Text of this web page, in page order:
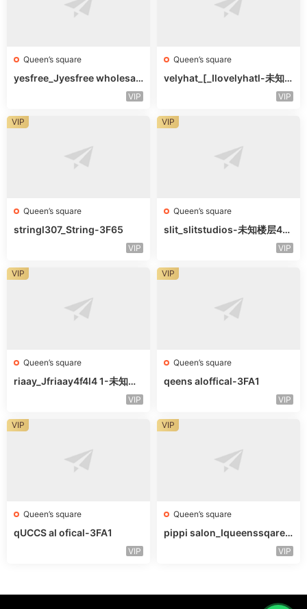
Queen’s square
yesfree_Jyesfree wholesal
VIP
Queen’s square
velyhat_[_Ilovelyhatl-未知
VIP
Queen’s square
stringl307_String-3F65
VIP
VIP
Queen’s square
slit_slitstudios-未知楼层415
VIP
VIP
Queen’s square
riaay_Jfriaay4f4l4 1-未知楼
VIP
VIP
Queen’s square
qeens aloffical-3FA1
VIP
VIP
Queen’s square
qUCCS al ofical-3FA1
VIP
VIP
Queen’s square
pippi salon_Iqueenssqareo
VIP
VIP